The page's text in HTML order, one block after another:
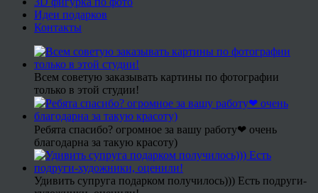
Идеи подарков
Контакты
Всем советую заказывать картины по фотографии
только в этой студии!
Ребята спасибо? огромное за вашу работу❤ очень
благодарна за такую красоту)
Удивить супруга подарком получилось))) Есть подруги-